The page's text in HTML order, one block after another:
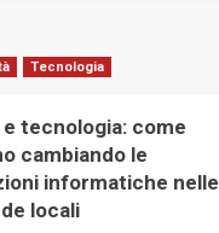
Tecnologia
tecnologia: come
cambiando le
informatiche nelle
locali